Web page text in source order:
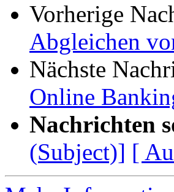
Vorherige
Abgleichen
Nächste
Online
Nachrichten
(Subject)] [